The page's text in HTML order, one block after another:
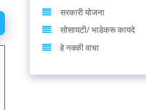
सरकारी योजना
सोसायटी/ भाडेकरू कायदे
हे नक्की वाचा